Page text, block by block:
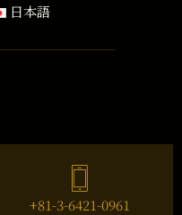
日本語
+81-3-6421-0961